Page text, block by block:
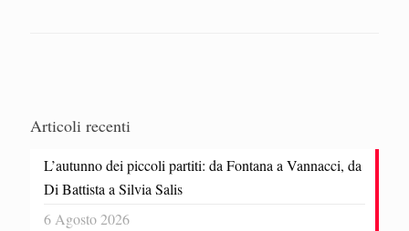
Articoli recenti
L’autunno dei piccoli partiti: da Fontana a Vannacci, da
Di Battista a Silvia Salis
6 Agosto 2026